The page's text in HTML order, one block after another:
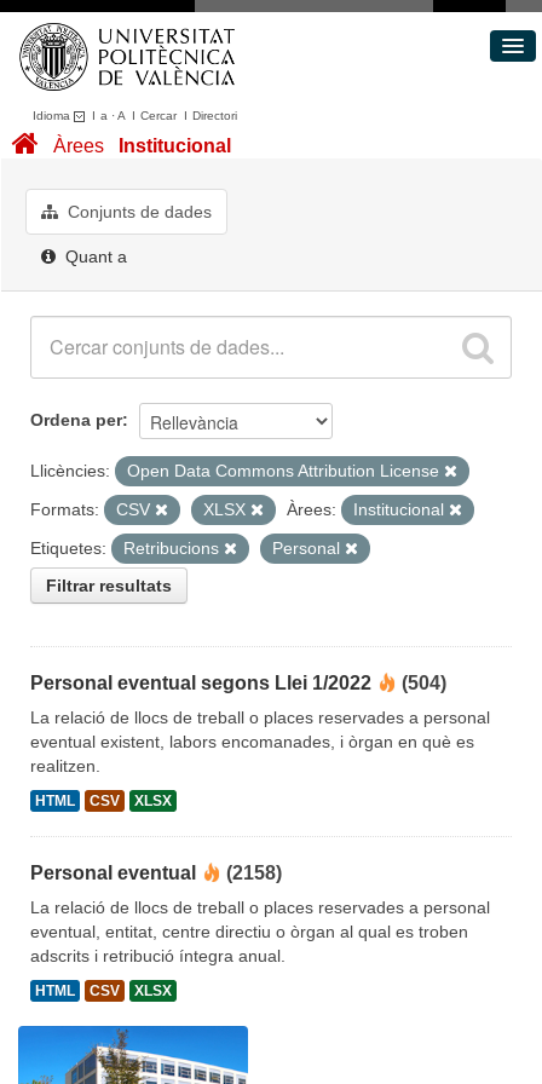
Idioma I a ·A I CercarI Directori
Conjunts de dades
Quant a
Àrees Institucional
Conjunts de dades
Quant a
Ordena per
Llicències:
Open Data Commons Attribution License
Formats:
CSV XLSX Àrees:
Institucional
Etiquetes:
Retribucions
Personal
Filtrar resultats
Personal eventual segons Llei 1/2022 (504)
La relació de llocs de treball o places reservades a personal
eventual existent, labors encomanades, i òrgan en què es
realitzen.
HTML CSV XLSX
Personal eventual (2158)
La relació de llocs de treball o places reservades a personal
eventual, entitat, centre directiu o òrgan al qual es troben
adscrits i retribució íntegra anual.
HTML CSV XLSX